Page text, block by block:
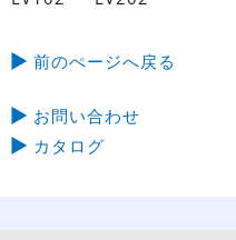
前のぺージへ戻る
お問い合わせ
カタログ